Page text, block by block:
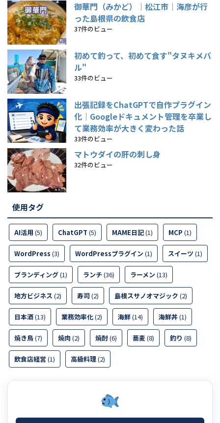
御華門（みかど）｜松江市｜海彦が行
った島根県の飲食店
37件のビュー
初めて釣って、初めて食す"タヌキメバ
ル"
33件のビュー
出張記録をChatGPTで自作プラグイン
化｜Googleドキュメント管理を卒業し
て業務効率が大きく変わった話
33件のビュー
マトウダイの肝の刺し身
32件のビュー
使用タグ
AI活用 (5) ChatGPT (5) MAME日記(1) MCP (1)
WordPress (3) WordPressプラグイン (1) スイーツ (1)
ブランディング(1) ランチ(36) ラーメン (13)
地方ビジネス (2) 寿司 (2) 島根スサノオマジック (2)
日本酒(13) 業務効率化(2) 海鮮(14) 海鮮丼(1)
焼き鳥(7) 焼肉 (2) 焼酎(6) 蕎麦(8) 釣り (8)
飲食店経営(1) 高級料理(2)